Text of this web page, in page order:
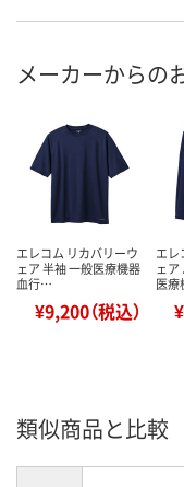
メーカーからの
エレコム リカバリーウ
ェア 半袖 一般医療機器
血行…
¥9,200（税込）
エレ
ェア
医
類似商品と比較